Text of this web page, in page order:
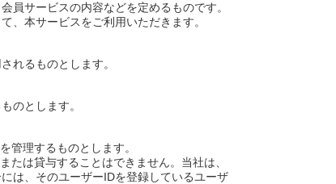
員サービスの内容などを定めるものです。
、本サービスをご利用いただきます。
れるものとします。
のとします。
管理するものとします。
たは貸与することはできません。当社は、
は、そのユーザーIDを登録しているユーザ